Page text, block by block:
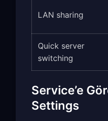
LAN sharing
Quick server
switching
Service’e
Settings